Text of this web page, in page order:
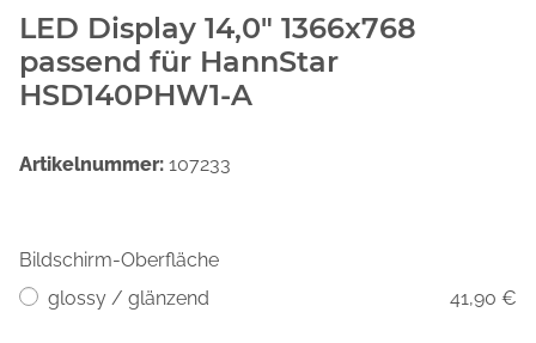
LED Display 14,0" 1366x768
passend für HannStar
HSD140PHW1-A
Artikelnummer: 107233
Bildschirm-Oberfläche
glossy / glänzend
41,90 €